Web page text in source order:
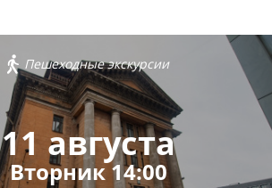
Пешеходные экскурсии
11 августа
Вторник 14:00